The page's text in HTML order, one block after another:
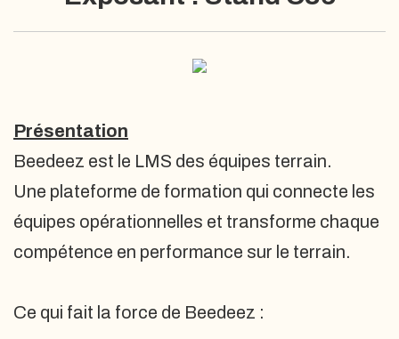
Présentation
Beedeez est le LMS des équipes terrain.
Une plateforme de formation qui connecte les
équipes opérationnelles et transforme chaque
compétence en performance sur le terrain.
Ce qui fait la force de Beedeez :